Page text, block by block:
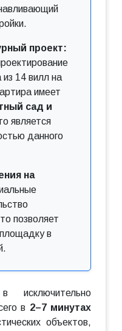
проект:
из 14 вилл на
имеет
сад и
является
данного
на
позволяет
в
исключительно
в 2–7 минутах
объектов,